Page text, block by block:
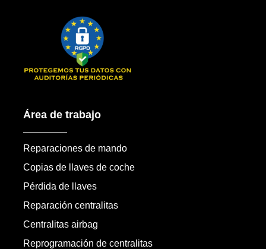
Área de trabajo
Reparaciones de mando
Copias de llaves de coche
Pérdida de llaves
Reparación centralitas
Centralitas airbag
Reprogramación de centralitas